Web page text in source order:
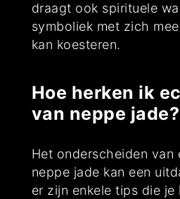
draagt ook spirituele
symboliek met zich
kan koesteren.
Hoe herken ik
van neppe jade?
Het onderscheiden van
neppe jade kan een
er zijn enkele tips die je